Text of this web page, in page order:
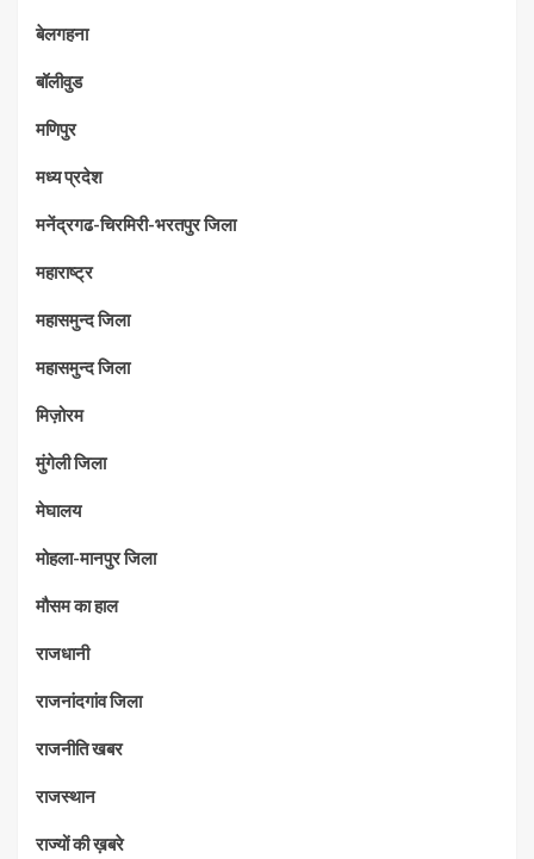
बेलगहना
बॉलीवुड
मणिपुर
मध्‍य प्रदेश
मनेंद्रगढ-चिरमिरी-भरतपुर जिला
महाराष्‍ट्र
महासमुन्द जिला
महासमुन्द जिला
मिज़ोरम
मुंगेली जिला
मेघालय
मोहला-मानपुर जिला
मौसम का हाल
राजधानी
राजनांदगांव जिला
राजनीति खबर
राजस्थान
राज्यों की ख़बरे